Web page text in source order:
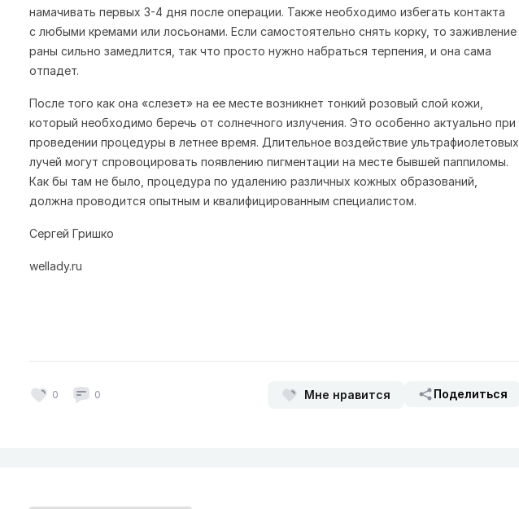
намачивать первых 3-4 дня после операции. Также необходимо избегать контакта
с любыми кремами или лосьонами. Если самостоятельно снять корку, то заживление
раны сильно замедлится, так что просто нужно набраться терпения, и она сама
отпадет.
После того как она «слезет» на ее месте возникнет тонкий розовый слой кожи,
который необходимо беречь от солнечного излучения. Это особенно актуально при
проведении процедуры в летнее время. Длительное воздействие ультрафиолетовых
лучей могут спровоцировать появлению пигментации на месте бывшей паппиломы.
Как бы там не было, процедура по удалению различных кожных образований,
должна проводится опытным и квалифицированным специалистом.
Сергей Гришко
wellady.ru
0 0 Мне нравится Поделиться